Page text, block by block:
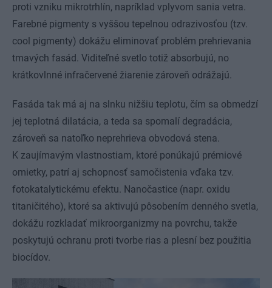
proti vzniku mikrotrhlín, napríklad vplyvom sania vetra.
Farebné pigmenty s vyššou tepelnou odrazivosťou (tzv.
cool pigmenty) dokážu eliminovať problém prehrievania
tmavých fasád. Viditeľné svetlo totiž absorbujú, no
krátkovlnné infračervené žiarenie zároveň odrážajú.
Fasáda tak má aj na slnku nižšiu teplotu, čím sa obmedzí
jej teplotná dilatácia, a teda sa spomalí degradácia,
zároveň sa natoľko neprehrieva obvodová stena.
K zaujímavým vlastnostiam, ktoré ponúkajú prémiové
omietky, patrí aj schopnosť samočistenia vďaka tzv.
fotokatalytickému efektu. Nanočastice (napr. oxidu
titaničitého), ktoré sa aktivujú pôsobením denného svetla,
dokážu rozkladať mikroorganizmy na povrchu, takže
poskytujú ochranu proti tvorbe rias a plesní bez použitia
biocídov.